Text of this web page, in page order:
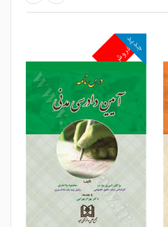
مشاهده و خرید
پرفروش
جدید